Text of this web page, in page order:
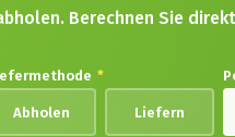
Berechnen Sie
*
Abholen Liefern